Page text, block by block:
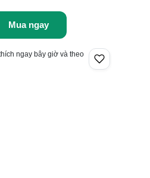
Mua ngay
ngay bây giờ và theo